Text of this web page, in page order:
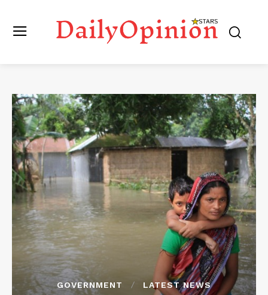
GOVERNMENT LATEST NEWS